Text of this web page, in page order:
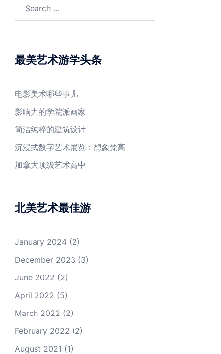
for:
最美艺术游学头条
电影美术哪些事儿
影响力的学院派画家
简洁纯粹的建筑设计
沉浸式数字艺术展览：想象梵高
加拿大顶级艺术高中
北美艺术最佳游
January 2024 (2)
December 2023 (3)
June 2022 (2)
April 2022 (5)
March 2022 (2)
February 2022 (2)
August 2021 (1)